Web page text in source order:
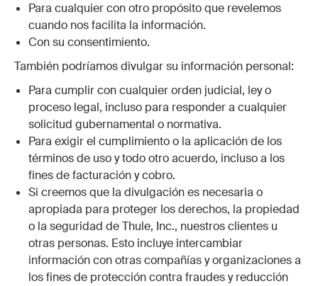
Para cualquier con otro propósito que revelemos
cuando nos facilita la información.
Con su consentimiento.
También podríamos divulgar su información personal:
Para cumplir con cualquier orden judicial, ley o
proceso legal, incluso para responder a cualquier
solicitud gubernamental o normativa.
Para exigir el cumplimiento o la aplicación de los
términos de usoy todo otro acuerdo, incluso a los
fines de facturación y cobro.
Si creemos que la divulgación es necesaria o
apropiada para proteger los derechos, la propiedad
o la seguridad de Thule, Inc., nuestros clientes u
otras personas. Esto incluye intercambiar
información con otras compañías y organizaciones a
los fines de protección contra fraudes y reducción